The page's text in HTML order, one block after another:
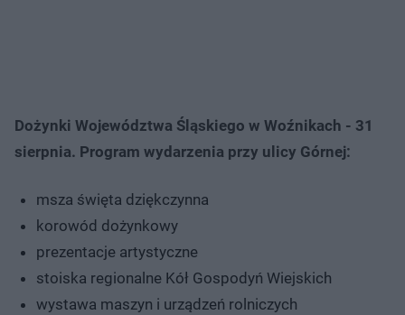
Dożynki Województwa Śląskiego w Woźnikach - 31
sierpnia. Program wydarzenia przy ulicy Górnej:
msza święta dziękczynna
korowód dożynkowy
prezentacje artystyczne
stoiska regionalne Kół Gospodyń Wiejskich
wystawa maszyn i urządzeń rolniczych